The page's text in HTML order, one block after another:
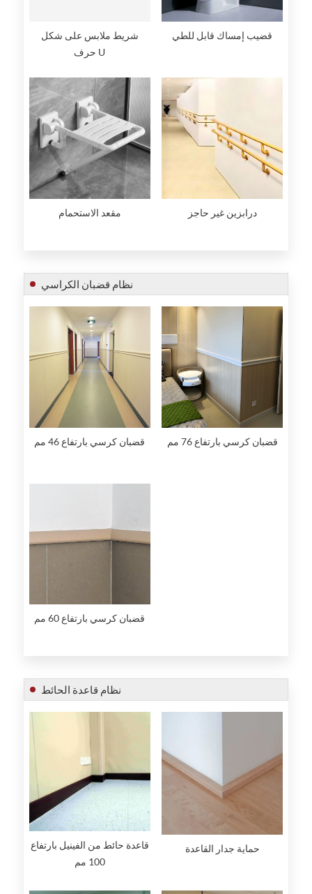
شريط ملابس على شكل
حرف U
قضيب إمساك قابل للطي
مقعد الاستحمام درابزين غير حاجز
نظام قضبان الكراسي
قضبان كرسي بارتفاع 46 مم قضبان كرسي بارتفاع 76 مم
قضبان كرسي بارتفاع 60 مم
نظام قاعدة الحائط
قاعدة حائط من الفينيل بارتفاع
100 مم
حماية جدار القاعدة